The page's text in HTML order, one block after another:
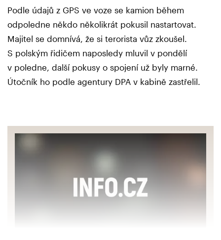
Podle údajů z GPS ve voze se kamion během
odpoledne někdo několikrát pokusil nastartovat.
Majitel se domnívá, že si terorista vůz zkoušel.
S polským řidičem naposledy mluvil v pondělí
v poledne, další pokusy o spojení už byly marné.
Útočník ho podle agentury DPA v kabině zastřelil.